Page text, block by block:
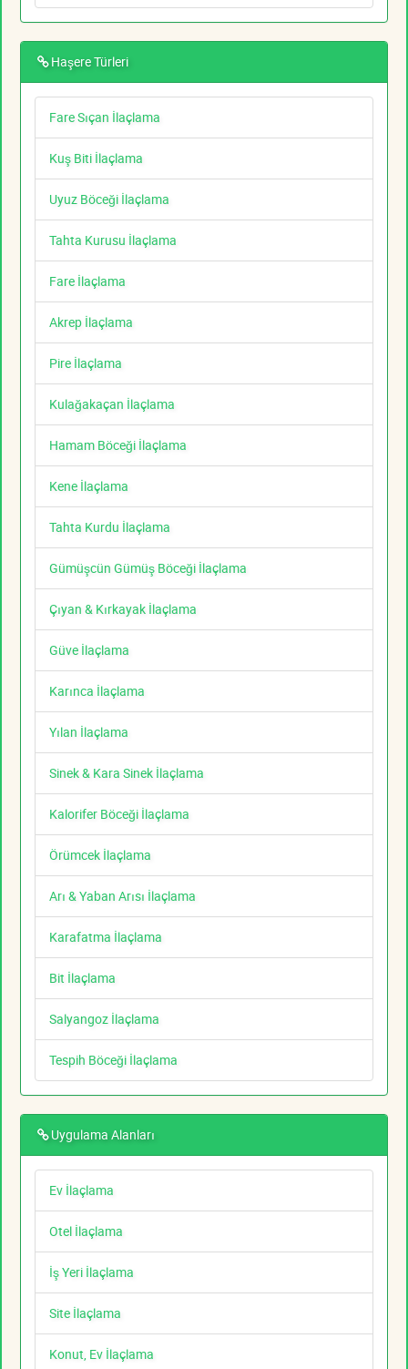
Haşere Türleri
Fare Sıçan İlaçlama
Kuş Biti İlaçlama
Uyuz Böceği İlaçlama
Tahta Kurusu İlaçlama
Fare İlaçlama
Akrep İlaçlama
Pire İlaçlama
Kulağakaçan İlaçlama
Hamam Böceği İlaçlama
Kene İlaçlama
Tahta Kurdu İlaçlama
Gümüşcün Gümüş Böceği İlaçlama
Çıyan & Kırkayak İlaçlama
Güve İlaçlama
Karınca İlaçlama
Yılan İlaçlama
Sinek & Kara Sinek İlaçlama
Kalorifer Böceği İlaçlama
Örümcek İlaçlama
Arı & Yaban Arısı İlaçlama
Karafatma İlaçlama
Bit İlaçlama
Salyangoz İlaçlama
Tespih Böceği İlaçlama
Uygulama Alanları
Ev İlaçlama
Otel İlaçlama
İş Yeri İlaçlama
Site İlaçlama
Konut, Ev İlaçlama